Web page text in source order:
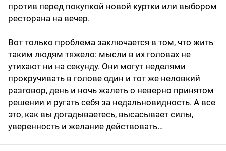
против перед покупкой новой куртки или выбором
ресторана на вечер.
Вот только проблема заключается в том, что жить
таким людям тяжело: мысли в их головах не
утихают ни на секунду. Они могут неделями
прокручивать в голове один и тот же неловкий
разговор, день и ночь жалеть о неверно принятом
решении и ругать себя за недальновидность. А все
это, как вы догадываетесь, высасывает силы,
уверенность и желание действовать…